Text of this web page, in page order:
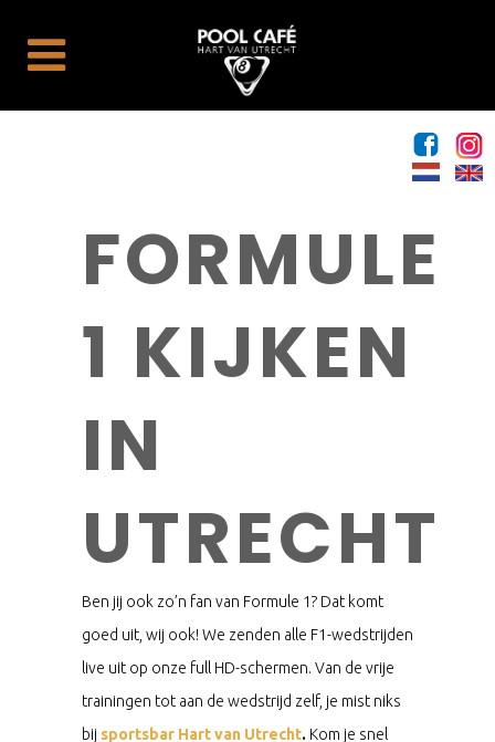
FORMULE
1 KIJKEN
IN
UTRECHT
Ben jij ook zo’n fan van Formule 1? Dat komt
goed uit, wij ook! We zenden alle F1-wedstrijden
live uit op onze full HD-schermen. Van de vrije
trainingen tot aan de wedstrijd zelf, je mist niks
bij sportsbar Hart van Utrecht. Kom je snel